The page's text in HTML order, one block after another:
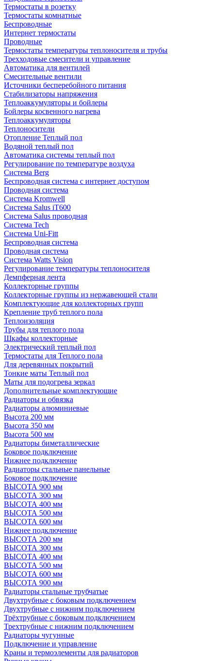
Термостаты в розетку
Термостаты комнатные
Беспроводные
Интернет термостаты
Проводные
Термостаты температуры теплоносителя и трубы
Трехходовые смесители и управление
Автоматика для вентилей
Смесительные вентили
Источники бесперебойного питания
Стабилизаторы напряжения
Теплоаккумуляторы и бойлеры
Бойлеры косвенного нагрева
Теплоаккумуляторы
Теплоносители
Отопление Теплый пол
Водяной теплый пол
Автоматика системы теплый пол
Регулирование по температуре воздуха
Система Berg
Беспроводная система с интернет доступом
Проводная система
Система Kromwell
Система Salus iT600
Система Salus проводная
Система Tech
Система Uni-Fitt
Беспроводная система
Проводная система
Система Watts Vision
Регулирование температуры теплоносителя
Демпферная лента
Коллекторные группы
Коллекторные группы из нержавеющей стали
Комплектующие для коллекторных групп
Крепление труб теплого пола
Теплоизоляция
Трубы для теплого пола
Шкафы коллекторные
Электрический теплый пол
Термостаты для Теплого пола
Для деревянных покрытий
Тонкие маты Теплый пол
Маты для подогрева зеркал
Дополнительные комплектующие
Радиаторы и обвязка
Радиаторы алюминиевые
Высота 200 мм
Высота 350 мм
Высота 500 мм
Радиаторы биметаллические
Боковое подключение
Нижнее подключение
Радиаторы стальные панельные
Боковое подключение
ВЫСОТА 900 мм
ВЫСОТА 300 мм
ВЫСОТА 400 мм
ВЫСОТА 500 мм
ВЫСОТА 600 мм
Нижнее подключение
ВЫСОТА 200 мм
ВЫСОТА 300 мм
ВЫСОТА 400 мм
ВЫСОТА 500 мм
ВЫСОТА 600 мм
ВЫСОТА 900 мм
Радиаторы стальные трубчатые
Двухтрубные с боковым подключением
Двухтрубные с нижним подключением
Трёхтрубные с боковым подключением
Трехтрубные с нижним подключением
Радиаторы чугунные
Подключение и управление
Краны и термоэлементы для радиаторов